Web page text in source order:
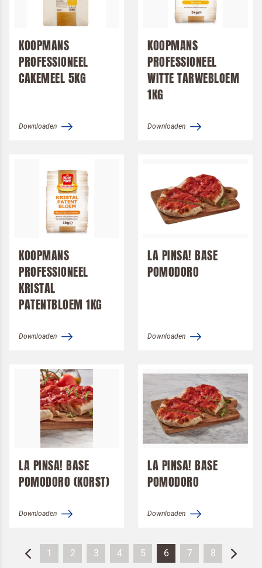
KOOPMANS
PROFESSIONEEL
CAKEMEEL 5KG
Downloaden
KOOPMANS
PROFESSIONEEL
WITTE TARWEBLOEM
1KG
Downloaden
KOOPMANS
PROFESSIONEEL
KRISTAL
PATENTBLOEM 1KG
Downloaden
LA PINSA! BASE
POMODORO
Downloaden
LA PINSA! BASE
POMODORO (KORST)
Downloaden
LA PINSA! BASE
POMODORO
Downloaden
1 2 3 4 5 6 7 8